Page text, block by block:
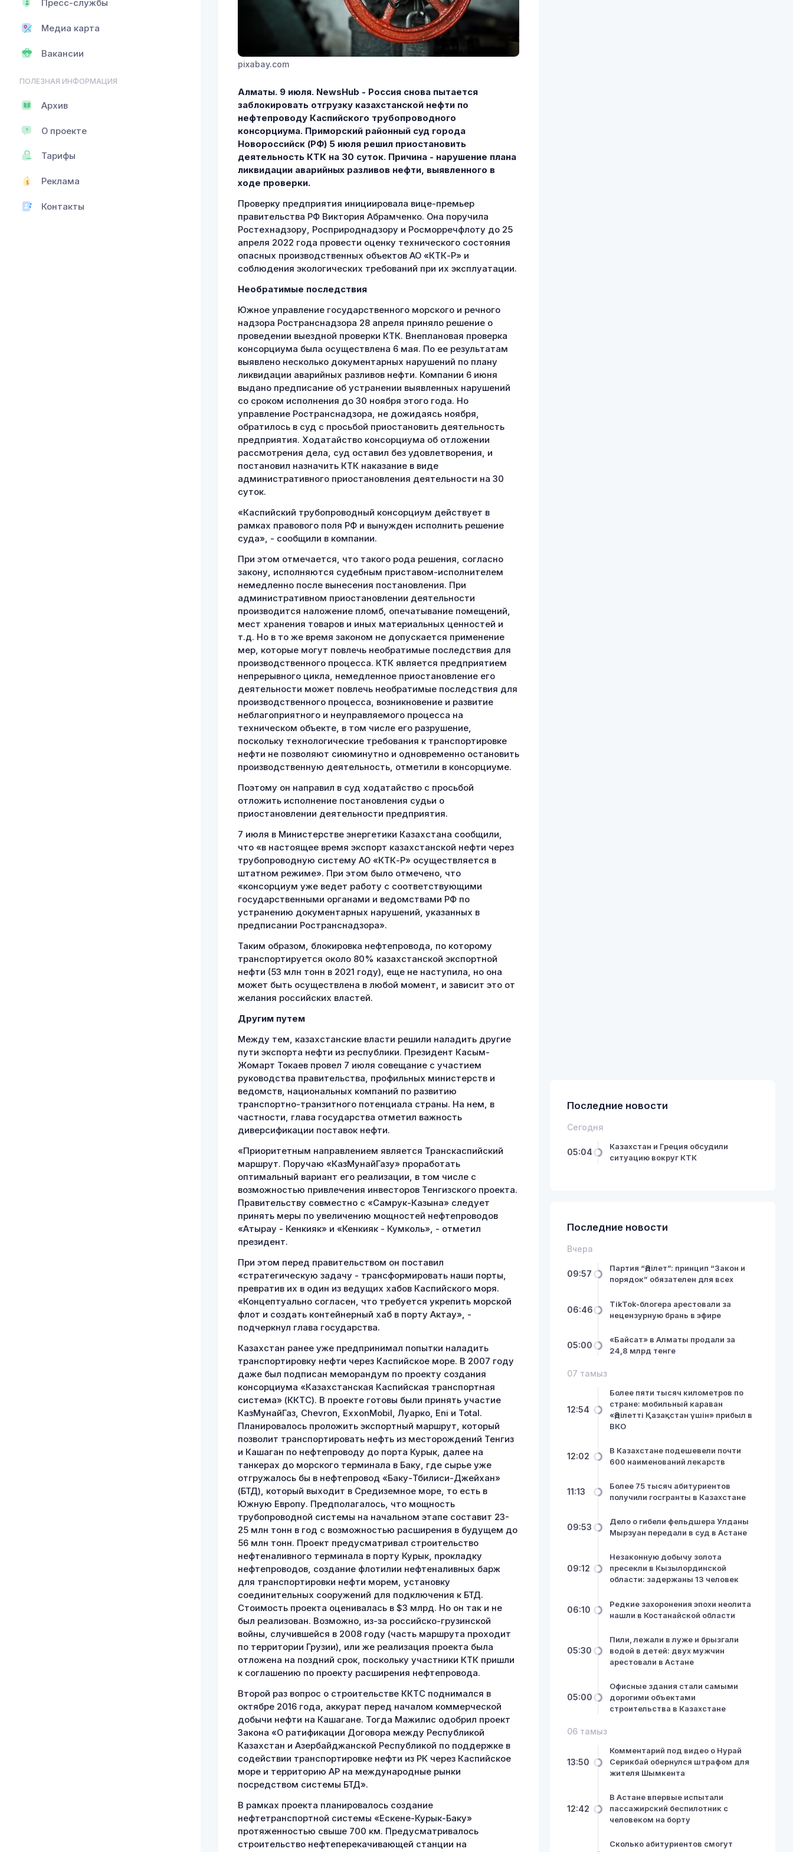
Пресс-службы
Медиа карта
Вакансии
ПОЛЕЗНАЯ ИНФОРМАЦИЯ
Архив
О проекте
Тарифы
Реклама
Контакты
pixabay.com
Алматы. 9 июля. NewsHub - Россия снова пытается
заблокировать отгрузку казахстанской нефти по
нефтепроводу Каспийского трубопроводного
консорциума. Приморский районный суд города
Новороссийск (РФ) 5 июля решил приостановить
деятельность КТК на 30 суток. Причина - нарушение плана
ликвидации аварийных разливов нефти, выявленного в
ходе проверки.
Проверку предприятия инициировала вице-премьер
правительства РФ Виктория Абрамченко. Она поручила
Ростехнадзору, Росприроднадзору и Росморречфлоту до 25
апреля 2022 года провести оценку технического состояния
опасных производственных объектов АО «КТК-Р» и
соблюдения экологических требований при их эксплуатации.
Необратимые последствия
Южное управление государственного морского и речного
надзора Ространснадзора 28 апреля приняло решение о
проведении выездной проверки КТК. Внеплановая проверка
консорциума была осуществлена 6 мая. По ее результатам
выявлено несколько документарных нарушений по плану
ликвидации аварийных разливов нефти. Компании 6 июня
выдано предписание об устранении выявленных нарушений
со сроком исполнения до 30 ноября этого года. Но
управление Ространснадзора, не дожидаясь ноября,
обратилось в суд с просьбой приостановить деятельность
предприятия. Ходатайство консорциума об отложении
рассмотрения дела, суд оставил без удовлетворения, и
постановил назначить КТК наказание в виде
административного приостановления деятельности на 30
суток.
«Каспийский трубопроводный консорциум действует в
рамках правового поля РФ и вынужден исполнить решение
суда», - сообщили в компании.
При этом отмечается, что такого рода решения, согласно
закону, исполняются судебным приставом-исполнителем
немедленно после вынесения постановления. При
административном приостановлении деятельности
производится наложение пломб, опечатывание помещений,
мест хранения товаров и иных материальных ценностей и
т.д. Но в то же время законом не допускается применение
мер, которые могут повлечь необратимые последствия для
производственного процесса. КТК является предприятием
непрерывного цикла, немедленное приостановление его
деятельности может повлечь необратимые последствия для
производственного процесса, возникновение и развитие
неблагоприятного и неуправляемого процесса на
техническом объекте, в том числе его разрушение,
поскольку технологические требования к транспортировке
нефти не позволяют сиюминутно и одновременно остановить
производственную деятельность, отметили в консорциуме.
Поэтому он направил в суд ходатайство с просьбой
отложить исполнение постановления судьи о
приостановлении деятельности предприятия.
7 июля в Министерстве энергетики Казахстана сообщили,
что «в настоящее время экспорт казахстанской нефти через
трубопроводную систему АО «КТК-Р» осуществляется в
штатном режиме». При этом было отмечено, что
«консорциум уже ведет работу с соответствующими
государственными органами и ведомствами РФ по
устранению документарных нарушений, указанных в
предписании Ространснадзора».
Таким образом, блокировка нефтепровода, по которому
транспортируется около 80% казахстанской экспортной
нефти (53 млн тонн в 2021 году), еще не наступила, но она
может быть осуществлена в любой момент, и зависит это от
желания российских властей.
Другим путем
Между тем, казахстанские власти решили наладить другие
пути экспорта нефти из республики. Президент Касым-
Жомарт Токаев провел 7 июля совещание с участием
руководства правительства, профильных министерств и
ведомств, национальных компаний по развитию
транспортно-транзитного потенциала страны. На нем, в
частности, глава государства отметил важность
диверсификации поставок нефти.
«Приоритетным направлением является Транскаспийский
маршрут. Поручаю «КазМунайГазу» проработать
оптимальный вариант его реализации, в том числе с
возможностью привлечения инвесторов Тенгизского проекта.
Правительству совместно с «Самрук-Казына» следует
принять меры по увеличению мощностей нефтепроводов
«Атырау - Кенкияк» и «Кенкияк - Кумколь», - отметил
президент.
При этом перед правительством он поставил
«стратегическую задачу - трансформировать наши порты,
превратив их в один из ведущих хабов Каспийского моря.
«Концептуально согласен, что требуется укрепить морской
флот и создать контейнерный хаб в порту Актау», -
подчеркнул глава государства.
Казахстан ранее уже предпринимал попытки наладить
транспортировку нефти через Каспийское море. В 2007 году
даже был подписан меморандум по проекту создания
консорциума «Казахстанская Каспийская транспортная
система» (ККТС). В проекте готовы были принять участие
КазМунайГаз, Chevron, ExxonMobil, Луарко, Eni и Total.
Планировалось проложить экспортный маршрут, который
позволит транспортировать нефть из месторождений Тенгиз
и Кашаган по нефтепроводу до порта Курык, далее на
танкерах до морского терминала в Баку, где сырье уже
отгружалось бы в нефтепровод «Баку-Тбилиси-Джейхан»
(БТД), который выходит в Средиземное море, то есть в
Южную Европу. Предполагалось, что мощность
трубопроводной системы на начальном этапе составит 23-
25 млн тонн в год с возможностью расширения в будущем до
56 млн тонн. Проект предусматривал строительство
нефтеналивного терминала в порту Курык, прокладку
нефтепроводов, создание флотилии нефтеналивных барж
для транспортировки нефти морем, установку
соединительных сооружений для подключения к БТД.
Стоимость проекта оценивалась в $3 млрд. Но он так и не
был реализован. Возможно, из-за российско-грузинской
войны, случившейся в 2008 году (часть маршрута проходит
по территории Грузии), или же реализация проекта была
отложена на поздний срок, поскольку участники КТК пришли
к соглашению по проекту расширения нефтепровода.
Второй раз вопрос о строительстве ККТС поднимался в
октябре 2016 года, аккурат перед началом коммерческой
добычи нефти на Кашагане. Тогда Мажилис одобрил проект
Закона «О ратификации Договора между Республикой
Казахстан и Азербайджанской Республикой по поддержке в
содействии транспортировке нефти из РК через Каспийское
море и территорию АР на международные рынки
посредством системы БТД».
В рамках проекта планировалось создание
нефтетранспортной системы «Ескене-Курык-Баку»
протяженностью свыше 700 км. Предусматривалось
строительство нефтеперекачивающей станции на
Последние новости
Сегодня
05:04
Казахстан и Греция обсудили
ситуацию вокруг КТК
Последние новости
Вчера
09:57
Партия “Әділет”: принцип “Закон и
порядок” обязателен для всех
06:46
TikTok-блогера арестовали за
нецензурную брань в эфире
05:00
«Байсат» в Алматы продали за
24,8 млрд тенге
07 тамыз
12:54
Более пяти тысяч километров по
стране: мобильный караван
«Әділетті Қазақстан үшін» прибыл в
ВКО
12:02
В Казахстане подешевели почти
600 наименований лекарств
11:13
Более 75 тысяч абитуриентов
получили госгранты в Казахстане
09:53
Дело о гибели фельдшера Улданы
Мырзуан передали в суд в Астане
09:12
Незаконную добычу золота
пресекли в Кызылординской
области: задержаны 13 человек
06:10
Редкие захоронения эпохи неолита
нашли в Костанайской области
05:30
Пили, лежали в луже и брызгали
водой в детей: двух мужчин
арестовали в Астане
05:00
Офисные здания стали самыми
дорогими объектами
строительства в Казахстане
06 тамыз
13:50
Комментарий под видео о Нурай
Серикбай обернулся штрафом для
жителя Шымкента
12:42
В Астане впервые испытали
пассажирский беспилотник с
человеком на борту
Сколько абитуриентов смогут